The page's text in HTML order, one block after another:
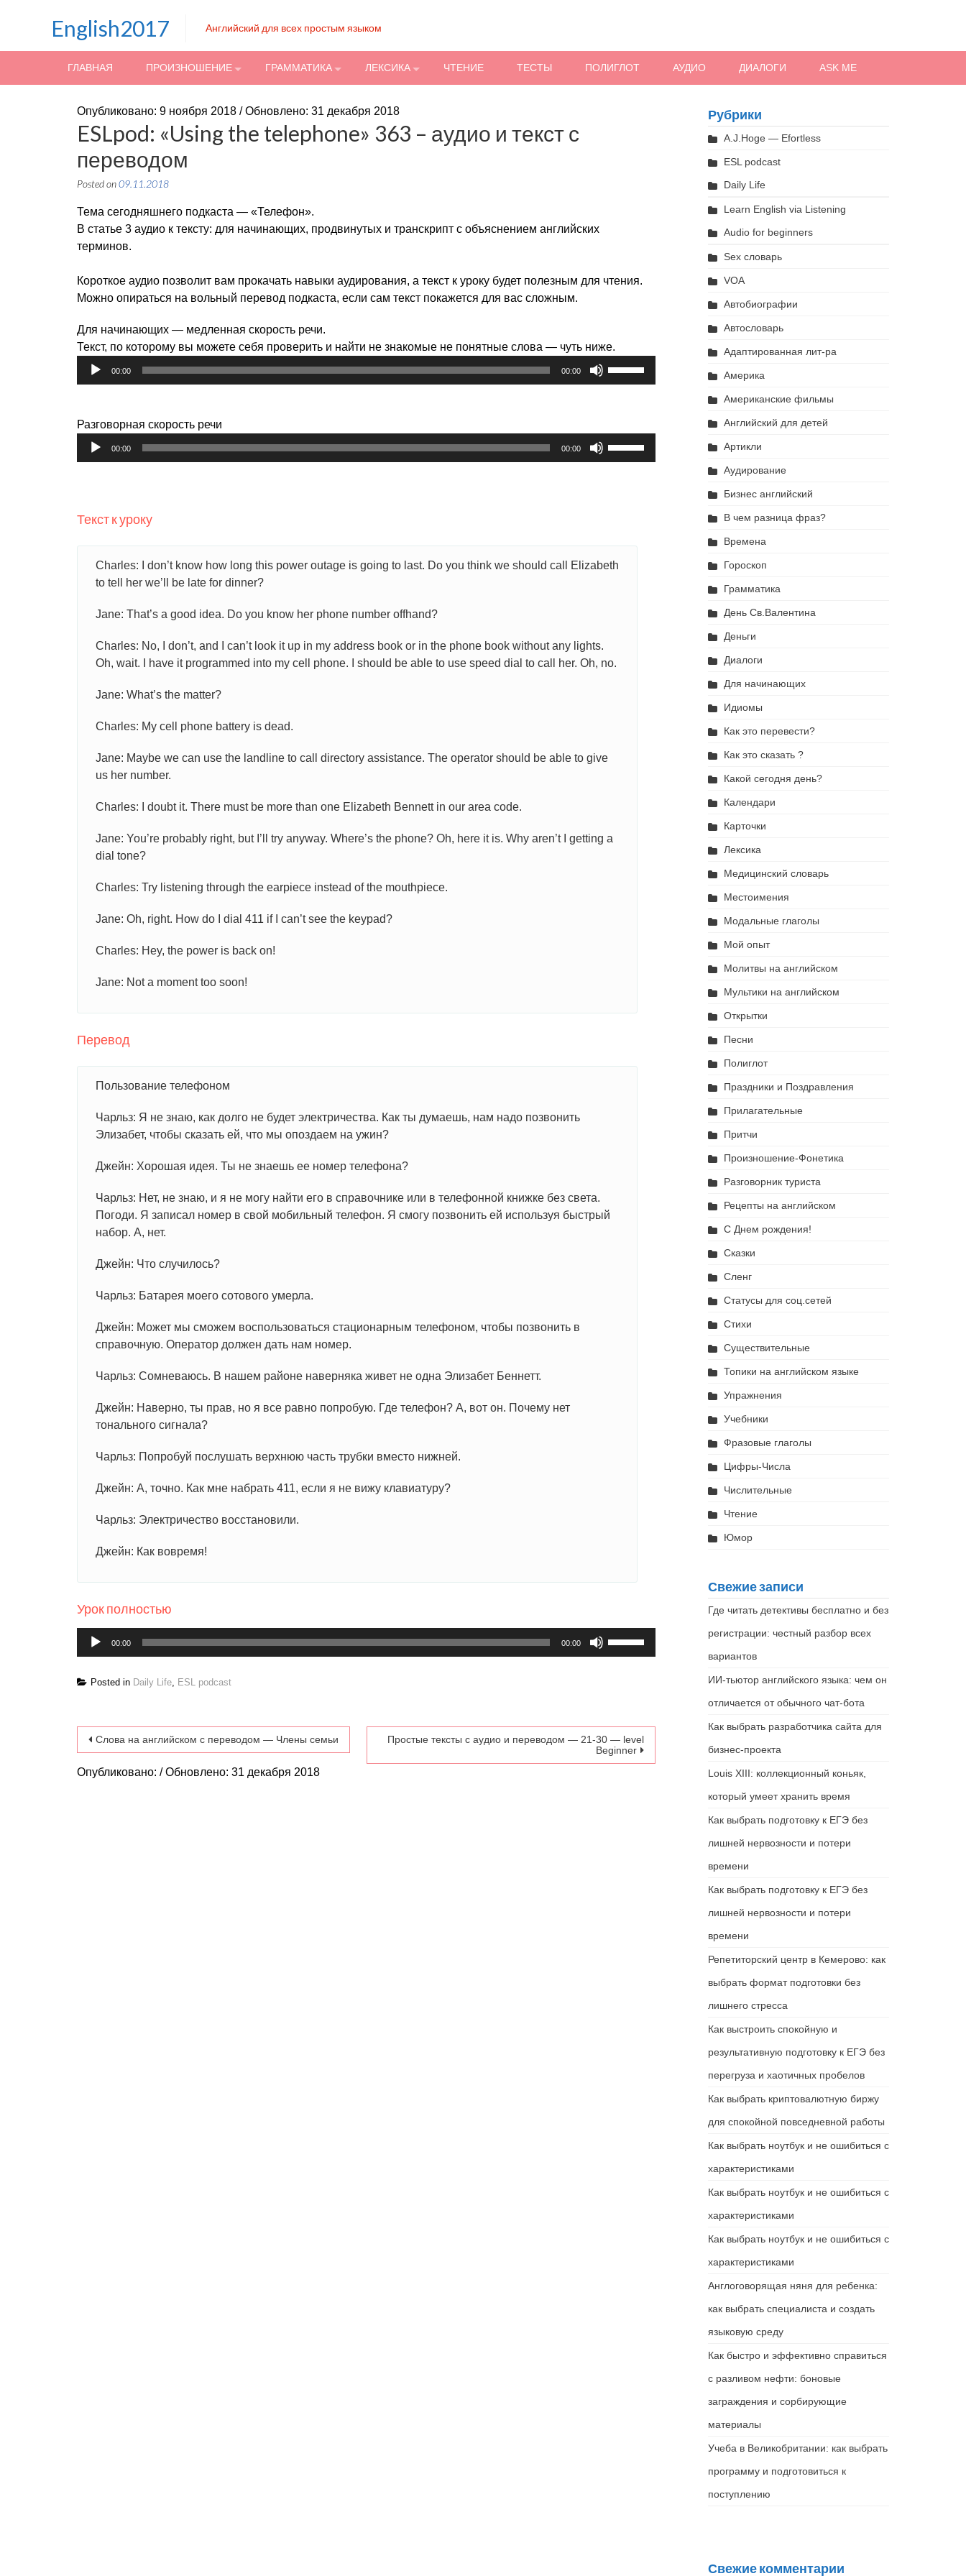
English2017 Английский для всех простым языком
ГЛАВНАЯ ПРОИЗНОШЕНИЕ ГРАММАТИКА ЛЕКСИКА ЧТЕНИЕ ТЕСТЫ ПОЛИГЛОТ АУДИО ДИАЛОГИ ASK ME
Опубликовано: 9 ноября 2018 / Обновлено: 31 декабря 2018
ESLpod: «Using the telephone» 363 – аудио и текст с
переводом
Posted on09.11.2018
Тема сегодняшнего подкаста — «Телефон».
В статье 3 аудио к тексту: для начинающих, продвинутых и транскрипт с объяснением английских
терминов.
Короткое аудио позволит вам прокачать навыки аудирования, а текст к уроку будет полезным для чтения.
Можно опираться на вольный перевод подкаста, если сам текст покажется для вас сложным.
Для начинающих — медленная скорость речи.
Текст, по которому вы можете себя проверить и найти не знакомые не понятные слова — чуть ниже.
Аудиоплеер
00:00 00:00
чтобы
увеличить
Разговорная скорость речи
Аудиоплеер
00:00 00:00
или
уменьшить
Текст к уроку
Charles: I don’t know how long this power outage is going to last. Do you think we should call Elizabeth
to tell her we’ll be late for dinner?
Jane: That’s a good idea. Do you know her phone number offhand?
Charles: No, I don’t, and I can’t look it up in my address book or in the phone book without any lights.
Oh, wait. I have it programmed into my cell phone. I should be able to use speed dial to call her. Oh, no.
Jane: What’s the matter?
Charles: My cell phone battery is dead.
Jane: Maybe we can use the landline to call directory assistance. The operator should be able to give
us her number.
Charles: I doubt it. There must be more than one Elizabeth Bennett in our area code.
Jane: You’re probably right, but I’ll try anyway. Where’s the phone? Oh, here it is. Why aren’t I getting a
dial tone?
Charles: Try listening through the earpiece instead of the mouthpiece.
Jane: Oh, right. How do I dial 411 if I can’t see the keypad?
Charles: Hey, the power is back on!
Jane: Not a moment too soon!
Перевод
Пользование телефоном
Чарльз: Я не знаю, как долго не будет электричества. Как ты думаешь, нам надо позвонить
Элизабет, чтобы сказать ей, что мы опоздаем на ужин?
Джейн: Хорошая идея. Ты не знаешь ее номер телефона?
Чарльз: Нет, не знаю, и я не могу найти его в справочнике или в телефонной книжке без света.
Погоди. Я записал номер в свой мобильный телефон. Я смогу позвонить ей используя быстрый
набор. А, нет.
Джейн: Что случилось?
Чарльз: Батарея моего сотового умерла.
Джейн: Может мы сможем воспользоваться стационарным телефоном, чтобы позвонить в
справочную. Оператор должен дать нам номер.
Чарльз: Сомневаюсь. В нашем районе наверняка живет не одна Элизабет Беннетт.
Джейн: Наверно, ты прав, но я все равно попробую. Где телефон? А, вот он. Почему нет
тонального сигнала?
Чарльз: Попробуй послушать верхнюю часть трубки вместо нижней.
Джейн: А, точно. Как мне набрать 411, если я не вижу клавиатуру?
Чарльз: Электричество восстановили.
Джейн: Как вовремя!
Урок полностью
Аудиоплеер
00:00 00:00
или
уменьшить
Posted in Daily Life, ESL podcast
Навигация по записям
Слова на английском с переводом — Члены семьи
Простые тексты с аудио и переводом — 21-30 — level
Beginner
Опубликовано: / Обновлено: 31 декабря 2018
Рубрики
A.J.Hoge — Efortless
ESL podcast
Daily Life
Learn English via Listening
Audio for beginners
Sex словарь
VOA
Автобиографии
Автословарь
Адаптированная лит-ра
Америка
Американские фильмы
Английский для детей
Артикли
Аудирование
Бизнес английский
В чем разница фраз?
Времена
Гороскоп
Грамматика
День Св.Валентина
Деньги
Диалоги
Для начинающих
Идиомы
Как это перевести?
Как это сказать ?
Какой сегодня день?
Календари
Карточки
Лексика
Медицинский словарь
Местоимения
Модальные глаголы
Мой опыт
Молитвы на английском
Мультики на английском
Открытки
Песни
Полиглот
Праздники и Поздравления
Прилагательные
Притчи
Произношение-Фонетика
Разговорник туриста
Рецепты на английском
С Днем рождения!
Сказки
Сленг
Статусы для соц.сетей
Стихи
Существительные
Топики на английском языке
Упражнения
Учебники
Фразовые глаголы
Цифры-Числа
Числительные
Чтение
Юмор
Свежие записи
Где читать детективы бесплатно и без
регистрации: честный разбор всех
вариантов
ИИ-тьютор английского языка: чем он
отличается от обычного чат-бота
Как выбрать разработчика сайта для
бизнес-проекта
Louis XIII: коллекционный коньяк,
который умеет хранить время
Как выбрать подготовку к ЕГЭ без
лишней нервозности и потери
времени
Как выбрать подготовку к ЕГЭ без
лишней нервозности и потери
времени
Репетиторский центр в Кемерово: как
выбрать формат подготовки без
лишнего стресса
Как выстроить спокойную и
результативную подготовку к ЕГЭ без
перегруза и хаотичных пробелов
Как выбрать криптовалютную биржу
для спокойной повседневной работы
Как выбрать ноутбук и не ошибиться с
характеристиками
Как выбрать ноутбук и не ошибиться с
характеристиками
Как выбрать ноутбук и не ошибиться с
характеристиками
Англоговорящая няня для ребенка:
как выбрать специалиста и создать
языковую среду
Как быстро и эффективно справиться
с разливом нефти: боновые
заграждения и сорбирующие
материалы
Учеба в Великобритании: как выбрать
программу и подготовиться к
поступлению
Свежие комментарии